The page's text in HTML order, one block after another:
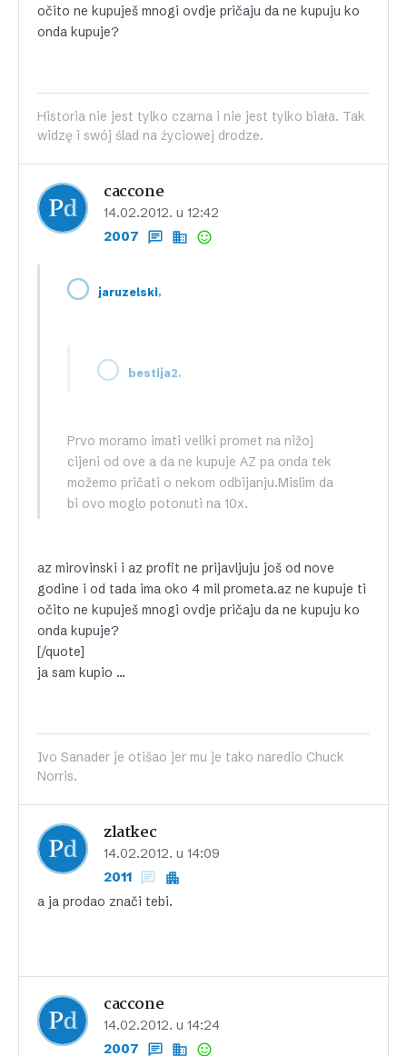
očito ne kupuješ mnogi ovdje pričaju da ne kupuju ko
onda kupuje?
Historia nie jest tylko czarna i nie jest tylko biała. Tak
widzę i swój ślad na życiowej drodze.
caccone
14.02.2012. u 12:42
2007
jaruzelski,
bestija2,
Prvo moramo imati veliki promet na nižoj
cijeni od ove a da ne kupuje AZ pa onda tek
možemo pričati o nekom odbijanju.Mislim da
bi ovo moglo potonuti na 10x.
az mirovinski i az profit ne prijavljuju još od nove
godine i od tada ima oko 4 mil prometa.az ne kupuje ti
očito ne kupuješ mnogi ovdje pričaju da ne kupuju ko
onda kupuje?
[/quote]
ja sam kupio …
Ivo Sanader je otišao jer mu je tako naredio Chuck
Norris.
zlatkec
14.02.2012. u 14:09
2011
a ja prodao znači tebi.
caccone
14.02.2012. u 14:24
2007